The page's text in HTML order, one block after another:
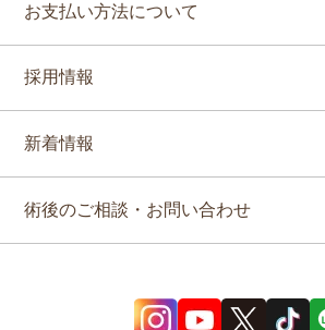
お支払い方法について
採用情報
新着情報
術後のご相談・お問い合わせ